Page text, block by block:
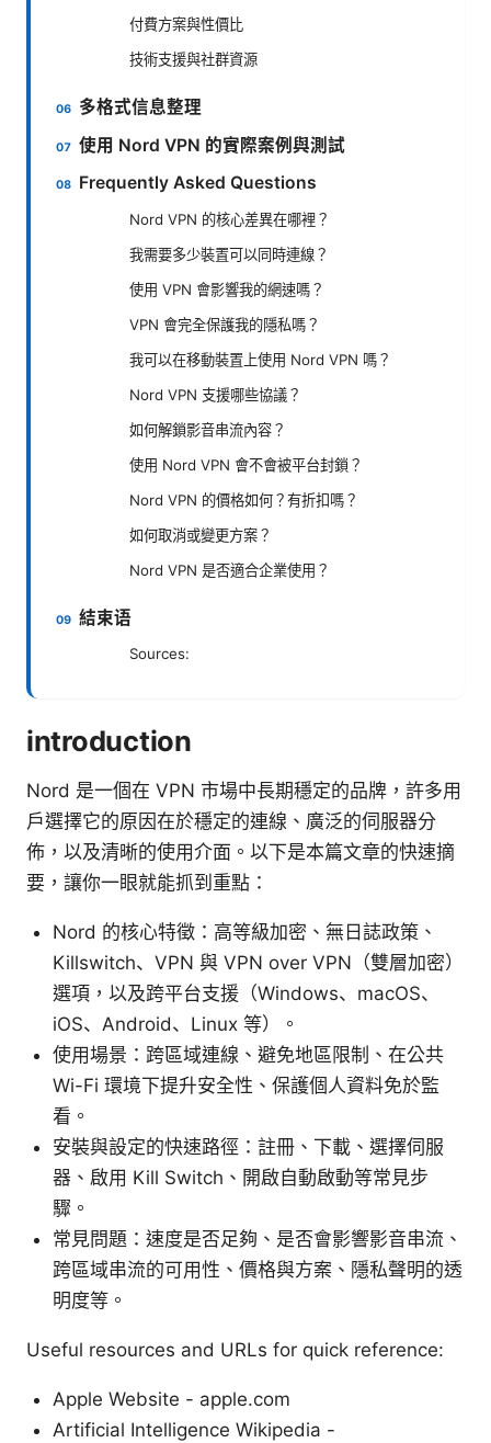
付費方案與性價比
技術支援與社群資源
多格式信息整理
使用 Nord VPN 的實際案例與測試
Frequently Asked Questions
Nord VPN 的核心差異在哪裡？
我需要多少裝置可以同時連線？
使用 VPN 會影響我的網速嗎？
VPN 會完全保護我的隱私嗎？
我可以在移動裝置上使用 Nord VPN 嗎？
Nord VPN 支援哪些協議？
如何解鎖影音串流內容？
使用 Nord VPN 會不會被平台封鎖？
Nord VPN 的價格如何？有折扣嗎？
如何取消或變更方案？
Nord VPN 是否適合企業使用？
結束语
Sources:
introduction
Nord 是一個在 VPN 市場中長期穩定的品牌，許多用
戶選擇它的原因在於穩定的連線、廣泛的伺服器分
佈，以及清晰的使用介面。以下是本篇文章的快速摘
要，讓你一眼就能抓到重點：
Nord 的核心特徵：高等級加密、無日誌政策、
Killswitch、VPN 與 VPN over VPN（雙層加密）
選項，以及跨平台支援（Windows、macOS、
iOS、Android、Linux 等）。
使用場景：跨區域連線、避免地區限制、在公共
Wi-Fi 環境下提升安全性、保護個人資料免於監
看。
安裝與設定的快速路徑：註冊、下載、選擇伺服
器、啟用 Kill Switch、開啟自動啟動等常見步
驟。
常見問題：速度是否足夠、是否會影響影音串流、
跨區域串流的可用性、價格與方案、隱私聲明的透
明度等。
Useful resources and URLs for quick reference:
Apple Website - apple.com
Artificial Intelligence Wikipedia -